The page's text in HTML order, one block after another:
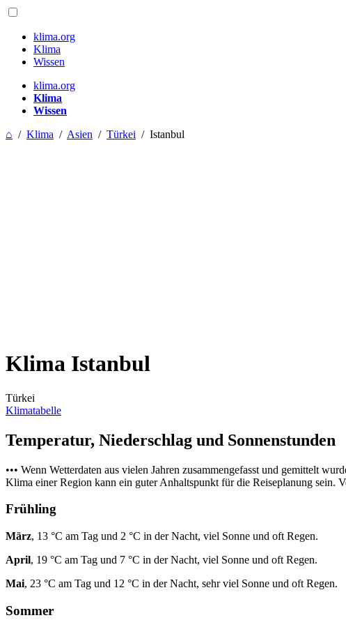
klima.org
Klima
Wissen
klima.org
Klima
Wissen
⌂ / Klima / Asien / Türkei / Istanbul
Klima Istanbul
Türkei
Klimatabelle
Temperatur, Niederschlag und Sonnenstunden
••• Wenn Wetterdaten aus vielen Jahren zusammengefasst und gemittelt
Klima einer Region kann ein guter Anhaltspunkt für die Reiseplanung sein.
Frühling
März, 13 °C am Tag und 2 °C in der Nacht, viel Sonne und oft Regen.
April, 19 °C am Tag und 7 °C in der Nacht, viel Sonne und oft Regen.
Mai, 23 °C am Tag und 12 °C in der Nacht, sehr viel Sonne und oft Regen.
Sommer